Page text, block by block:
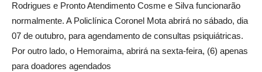
Rodrigues e Pronto Atendimento Cosme e Silva funcionarão
normalmente. A Policlínica Coronel Mota abrirá no sábado, dia
07 de outubro, para agendamento de consultas psiquiátricas.
Por outro lado, o Hemoraima, abrirá na sexta-feira, (6) apenas
para doadores agendados